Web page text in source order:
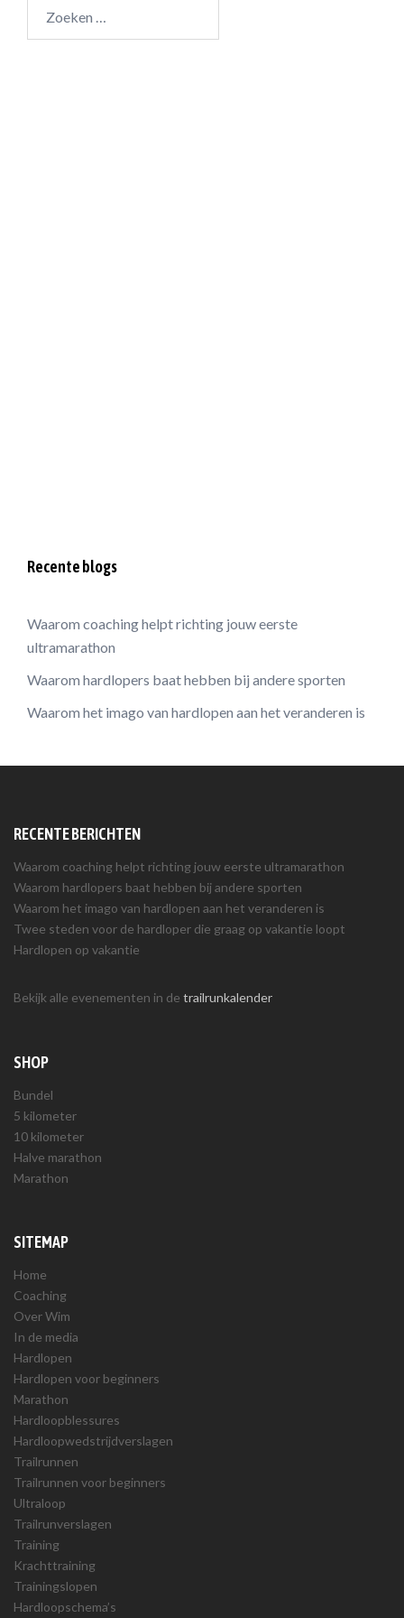
naar:
Recente blogs
Waarom coaching helpt richting jouw eerste
ultramarathon
Waarom hardlopers baat hebben bij andere sporten
Waarom het imago van hardlopen aan het veranderen is
RECENTE BERICHTEN
Waarom coaching helpt richting jouw eerste ultramarathon
Waarom hardlopers baat hebben bij andere sporten
Waarom het imago van hardlopen aan het veranderen is
Twee steden voor de hardloper die graag op vakantie loopt
Hardlopen op vakantie
Bekijk alle evenementen in de trailrunkalender
SHOP
Bundel
5 kilometer
10 kilometer
Halve marathon
Marathon
SITEMAP
Home
Coaching
Over Wim
In de media
Hardlopen
Hardlopen voor beginners
Marathon
Hardloopblessures
Hardloopwedstrijdverslagen
Trailrunnen
Trailrunnen voor beginners
Ultraloop
Trailrunverslagen
Training
Krachttraining
Trainingslopen
Hardloopschema’s